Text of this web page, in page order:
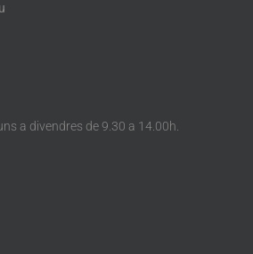
a divendres de 9.30 a 14.00h.